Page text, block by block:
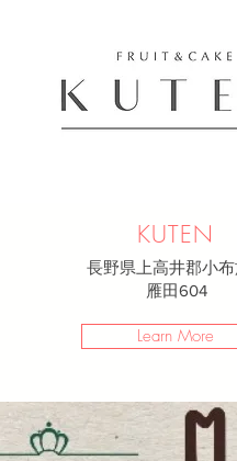
KUTEN
長野県上高井郡小
雁田604
Learn More